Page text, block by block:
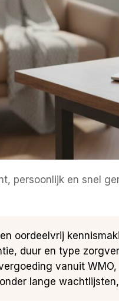
persoonlijk en snel
oordeelvrij
duur en type
vanuit
lange